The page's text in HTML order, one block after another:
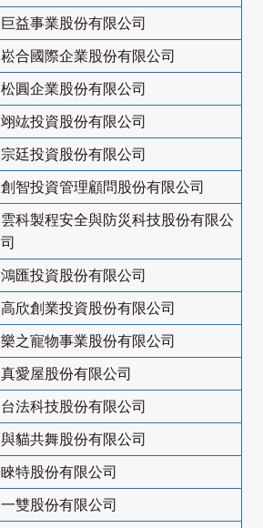
巨益事業股份有限公司
崧合國際企業股份有限公司
松圓企業股份有限公司
翊竑投資股份有限公司
宗廷投資股份有限公司
創智投資管理顧問股份有限公司
雲科製程安全與防災科技股份有限公
司
鴻匯投資股份有限公司
高欣創業投資股份有限公司
樂之寵物事業股份有限公司
真愛屋股份有限公司
台法科技股份有限公司
與貓共舞股份有限公司
睞特股份有限公司
一雙股份有限公司